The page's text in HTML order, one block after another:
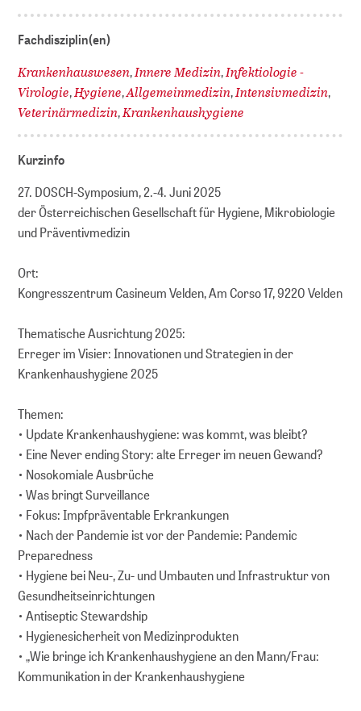
Fachdisziplin(en)
Krankenhauswesen,Innere Medizin,Infektiologie -
Virologie,Hygiene,Allgemeinmedizin,Intensivmedizin,
Veterinärmedizin,Krankenhaushygiene
Kurzinfo
27. DOSCH-Symposium, 2.-4. Juni 2025
der Österreichischen Gesellschaft für Hygiene, Mikrobiologie
und Präventivmedizin
Ort:
Kongresszentrum Casineum Velden, Am Corso 17, 9220 Velden
Thematische Ausrichtung 2025:
Erreger im Visier: Innovationen und Strategien in der
Krankenhaushygiene 2025
Themen:
• Update Krankenhaushygiene: was kommt, was bleibt?
• Eine Never ending Story: alte Erreger im neuen Gewand?
• Nosokomiale Ausbrüche
• Was bringt Surveillance
• Fokus: Impfpräventable Erkrankungen
• Nach der Pandemie ist vor der Pandemie: Pandemic
Preparedness
• Hygiene bei Neu-, Zu- und Umbauten und Infrastruktur von
Gesundheitseinrichtungen
• Antiseptic Stewardship
• Hygienesicherheit von Medizinprodukten
• „Wie bringe ich Krankenhaushygiene an den Mann/Frau:
Kommunikation in der Krankenhaushygiene